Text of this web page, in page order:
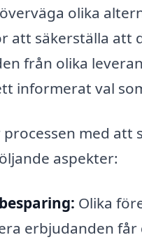
olika
att säkerställa att
från olika
informerat val
med att
aspekter:
Olika
erbjudanden